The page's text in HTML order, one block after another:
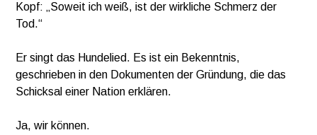
Kopf: „Soweit ich weiß, ist der wirkliche Schmerz der
Tod.“
Er singt das Hundelied. Es ist ein Bekenntnis,
geschrieben in den Dokumenten der Gründung, die das
Schicksal einer Nation erklären.
Ja, wir können.